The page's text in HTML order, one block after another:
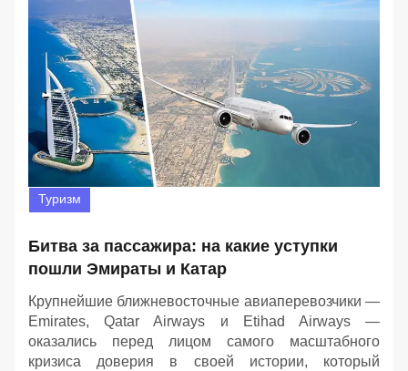
Туризм
Битва за пассажира: на какие уступки
пошли Эмираты и Катар
Крупнейшие ближневосточные авиаперевозчики —
Emirates, Qatar Airways и Etihad Airways —
оказались перед лицом самого масштабного
кризиса доверия в своей истории, который